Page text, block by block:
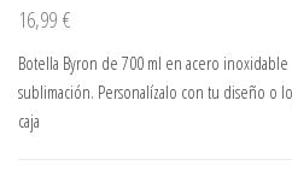
16,99 €
Botella Byron de 700 ml en acero
sublimación. Personalízalo con tu diseño o
caja